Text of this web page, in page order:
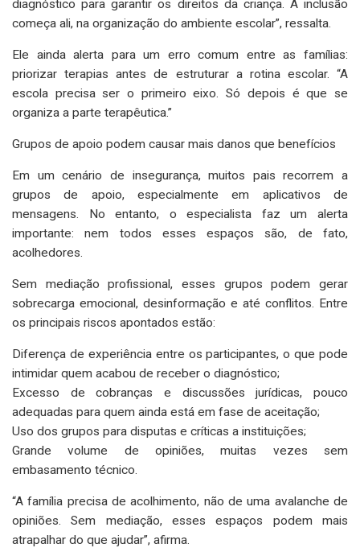
diagnóstico para garantir os direitos da criança. A inclusão
começa ali, na organização do ambiente escolar”, ressalta.
Ele ainda alerta para um erro comum entre as famílias:
priorizar terapias antes de estruturar a rotina escolar. “A
escola precisa ser o primeiro eixo. Só depois é que se
organiza a parte terapêutica.”
Grupos de apoio podem causar mais danos que benefícios
Em um cenário de insegurança, muitos pais recorrem a
grupos de apoio, especialmente em aplicativos de
mensagens. No entanto, o especialista faz um alerta
importante: nem todos esses espaços são, de fato,
acolhedores.
Sem mediação profissional, esses grupos podem gerar
sobrecarga emocional, desinformação e até conflitos. Entre
os principais riscos apontados estão:
Diferença de experiência entre os participantes, o que pode
intimidar quem acabou de receber o diagnóstico;
Excesso de cobranças e discussões jurídicas, pouco
adequadas para quem ainda está em fase de aceitação;
Uso dos grupos para disputas e críticas a instituições;
Grande volume de opiniões, muitas vezes sem
embasamento técnico.
“A família precisa de acolhimento, não de uma avalanche de
opiniões. Sem mediação, esses espaços podem mais
atrapalhar do que ajudar”, afirma.